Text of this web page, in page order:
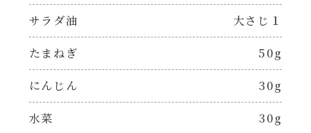
含む）
パウチのまんまシリーズ
焼肉のたれ 初代
焼肉のたれ 二代目
やみつききゃべつの塩たれ
サラダ油 大さじ１
たまねぎ 50g
にんじん 30g
水菜 30g